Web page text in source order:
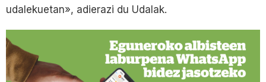
udalekuetan», adierazi du Udalak.